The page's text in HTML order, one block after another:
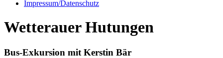
Impressum/Datenschutz
Wetterauer Hutungen
Bus-Exkursion mit Kerstin Bär